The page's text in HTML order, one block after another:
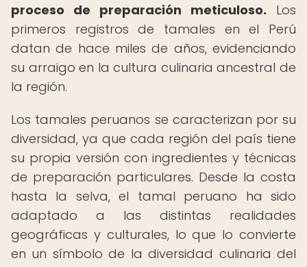
proceso de preparación meticuloso. Los
primeros registros de tamales en el Perú
datan de hace miles de años, evidenciando
su arraigo en la cultura culinaria ancestral de
la región.
Los tamales peruanos se caracterizan por su
diversidad, ya que cada región del país tiene
su propia versión con ingredientes y técnicas
de preparación particulares. Desde la costa
hasta la selva, el tamal peruano ha sido
adaptado a las distintas realidades
geográficas y culturales, lo que lo convierte
en un símbolo de la diversidad culinaria del